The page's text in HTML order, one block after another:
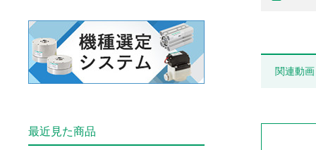
関連動画
最近見た商品